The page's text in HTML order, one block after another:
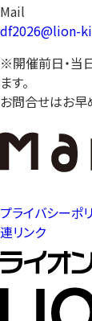
Mail
df2026@lion-
※開催前日・当
ます。
お問合せはお早
プライバシーポ
連リンク